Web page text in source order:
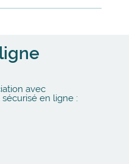
avec
en ligne :